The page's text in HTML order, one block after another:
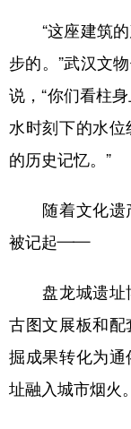
“这座建筑的
步的。”武汉文
说，“你们看柱
水时刻下的水
的历史记忆。”
随着文化遗产
被记起——
盘龙城遗址博
古图文展板和
掘成果转化为
址融入城市烟火。